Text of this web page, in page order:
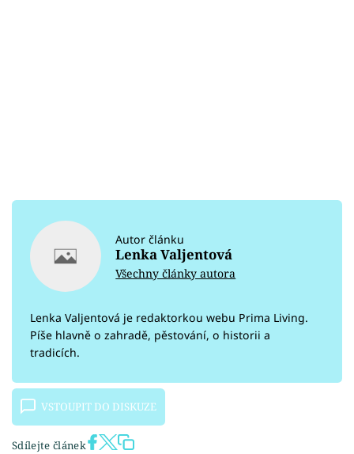
Autor článku
Lenka Valjentová
Všechny články autora
Lenka Valjentová je redaktorkou webu Prima Living.
Píše hlavně o zahradě, pěstování, o historii a
tradicích.
VSTOUPIT DO DISKUZE
Sdílejte článek